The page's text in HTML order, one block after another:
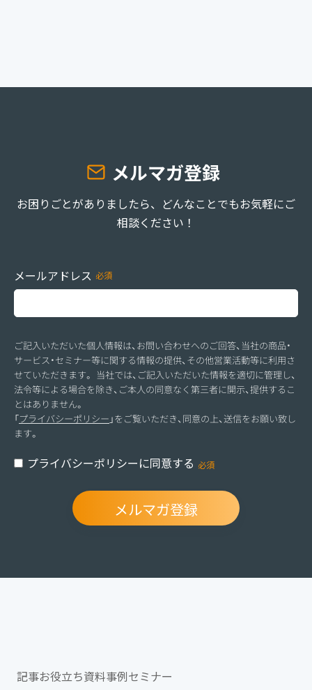
メルマガ登録
お困りごとがありましたら、どんなことでもお気軽にご
相談ください！
メールアドレス
ご記入いただいた個人情報は、お問い合わせへのご回答、当社の商品・
サービス・セミナー等に関する情報の提供、その他営業活動等に利用さ
せていただきます。 当社では、ご記入いただいた情報を適切に管理し、
法令等による場合を除き、ご本人の同意なく第三者に開示、提供するこ
とはありません。
「プライバシーポリシー 」をご覧いただき、同意の上、送信をお願い致し
ます。
プライバシーポリシーに同意する
記事お役立ち資料事例セミナー